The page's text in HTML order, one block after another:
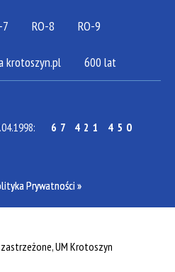
7 RO-8 RO-9
krotoszyn.pl 600 lat
67 421 450
Prywatności »
UM Krotoszyn